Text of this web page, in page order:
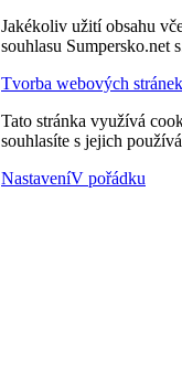
Jakékoliv užití obsahu
souhlasu Sumpersko.net
Tvorba webových
Tato stránka využívá
souhlasíte s jejich
NastaveníV pořádku